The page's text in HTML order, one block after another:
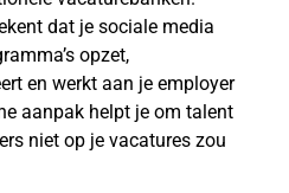
dat je sociale media
opzet,
en werkt aan je employer
aanpak helpt je om talent
niet op je vacatures zou